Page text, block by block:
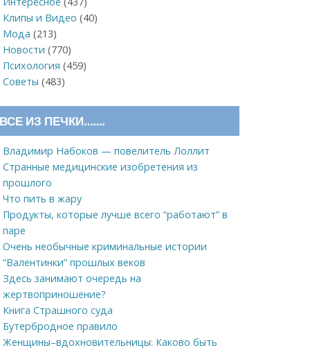
Клипы и Видео (40)
Мода (213)
Новости (770)
Психология (459)
Советы (483)
ВСЕ ИЗ ПЕЧКИ…….
Владимир Набоков — повелитель Лоллит
Странные медицинские изобретения из
прошлого
Что пить в жару
Продукты, которые лучше всего “работают” в
паре
Очень необычные криминальные истории
“Валентинки” прошлых веков
Здесь занимают очередь на
жертвоприношение?
Книга Страшного суда
Бутербродное правило
Женщины–вдохновительницы: Каково быть